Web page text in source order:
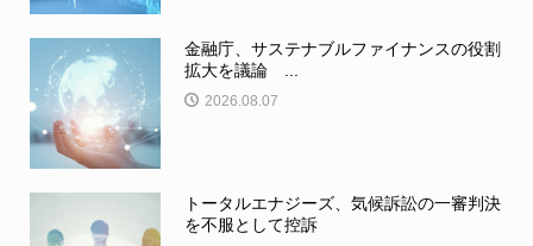
金融庁、サステナブルファイナンスの役割
拡大を議論 ...
2026.08.07
トータルエナジーズ、気候訴訟の一審判決
を不服として控訴